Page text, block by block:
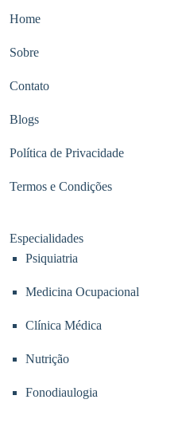
Home
Sobre
Contato
Blogs
Política de Privacidade
Termos e Condições
Especialidades
Psiquiatria
Medicina Ocupacional
Clínica Médica
Nutrição
Fonodiaulogia